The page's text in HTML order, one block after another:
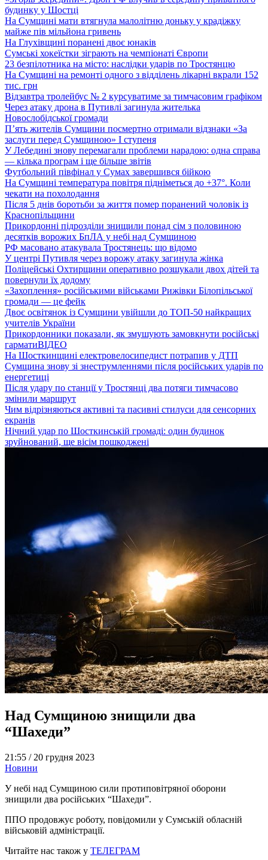
будинку у Шостці
На Сумщині мати втягнула малолітню доньку у крадіжку
майже пів мільйона гривень
На Глухівщині поранені двоє юнаків
Сумські хокеїстки зіграють на чемпіонаті Європи
23 безпілотника на місто: наслідки ударів по Тростянцю
На Сумщині на ремонті одного з відділень лікарні вкрали 152
тис. грн
Відзавтра тролейбус № 2 курсуватиме за тимчасовим графіком
Через атаку дрона в Путивлі загинула жителька
Новослобідської громади
П’ять жителів Сумщини посмертно отримали відзнаки «За
заслуги перед Сумщиною» І ступеня
У Лебедині знову перемагали проблеми нарадою: одна справа
— кілька програм і ще більше звітів
Футбольний півфінал у Сумах завершився бійкою
На Сумщині температура повітря підніметься до +37°. Коли
чекати на похолодання
Після 5 днів боротьби за життя помер поранений чоловік із
Краснопільщини
Прикордонні підрозділи знищили понад сім з половиною
десятків ворожих БпЛА у небі над Сумщиною
РФ масовано атакувала Тростянець: що відомо
У центрі Путивля через ворожу атаку загинула жінка
Поліцейські Охтирщини оперативно розшукали двох дітей та
повернули їх додому
«Захоплення» російськими військами Рижівки Білопільської
громади — це фейк
Двоє освітянок із Сумщини увійшли до ТОП-50 найкращих
учителів України
Прикордонники показали, як змушують замовкнути російські
гарматиВІДЕО
На Шосткинщині електровелосипедист потрапив у ДТП
Сумщина знову зі знеструмленнями після російських ударів по
енергетиці
Після удару по станції у Тростянці два потяги тимчасово
змінили маршрут
Чим відрізняються активні та пасивні стилуси для сенсорних
екранів
Нічний удар по Шосткинській громаді: один будинок
зруйнований, ще вісім пошкоджені
Над Сумщиною знищили два
“Шахеди”
21:55 / 20 грудня 2023
Новини
У небі над Сумщиною сили протиповітряної оборони
знищили два російських “Шахеди”.
ППО продовжує роботу, повідомили у Сумській обласній
військовій адміністрації.
Читайте нас також у ТЕЛЕГРАМ